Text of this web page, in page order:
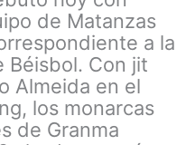
de Matanzas
a la
Béisbol. Con jit
Almeida en el
los monarcas
de Granma